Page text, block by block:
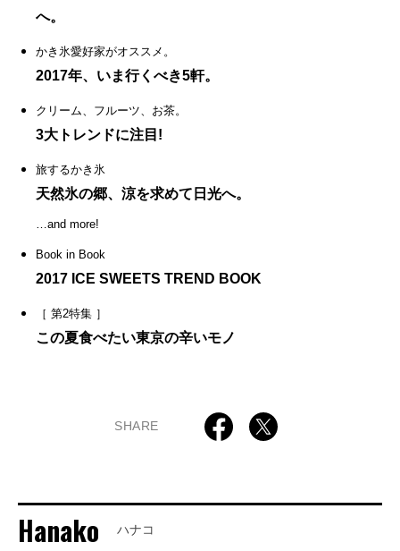
へ。
かき氷愛好家がオススメ。
2017年、いま行くべき5軒。
クリーム、フルーツ、お茶。
3大トレンドに注目!
旅するかき氷
天然氷の郷、涼を求めて日光へ。
…and more!
Book in Book
2017 ICE SWEETS TREND BOOK
［ 第2特集 ］
この夏食べたい東京の辛いモノ
SHARE
Hanako ハナコ